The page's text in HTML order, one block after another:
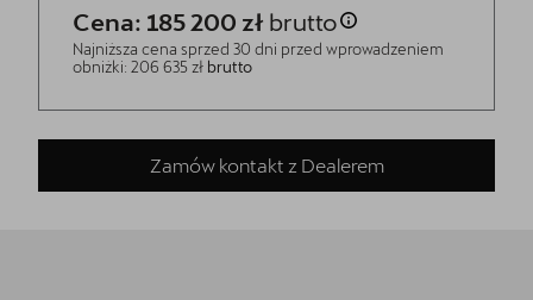
Cena: 185 200 zł brutto
Najniższa cena sprzed 30 dni przed wprowadzeniem
obniżki: 206 635 zł brutto
Zamów kontakt z Dealerem